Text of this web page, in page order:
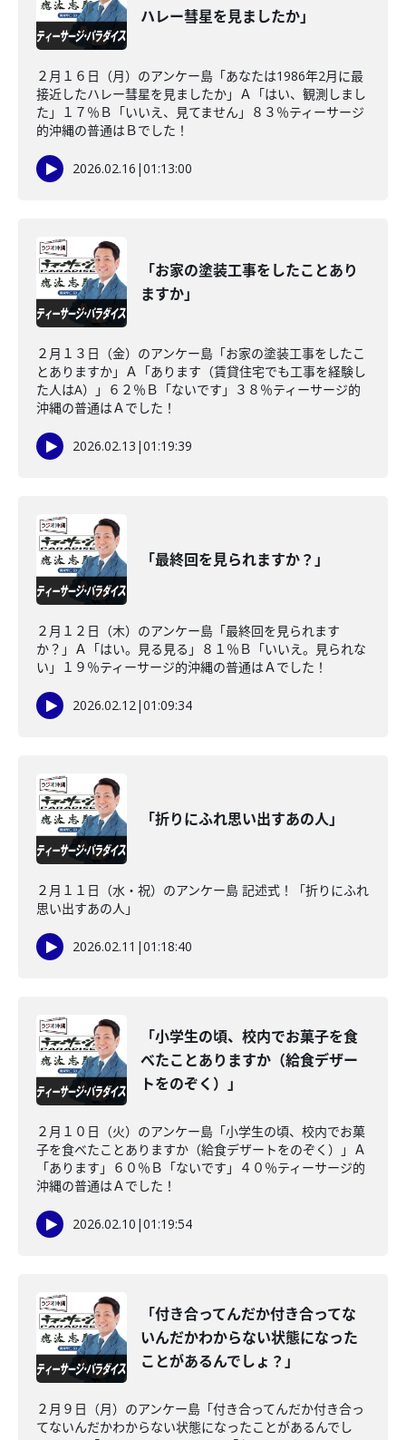
ハレー彗星を見ましたか」
２月１６日（月）のアンケー島「あなたは1986年2月に最
接近したハレー彗星を見ましたか」Ａ「はい、観測しまし
た」１７％Ｂ「いいえ、見てません」８３％ティーサージ
的沖縄の普通はＢでした！
2026.02.16 |01:13:00
「お家の塗装工事をしたことあり
ますか」
２月１３日（金）のアンケー島「お家の塗装工事をしたこ
とありますか」Ａ「あります（賃貸住宅でも工事を経験し
た人はA）」６２％Ｂ「ないです」３８％ティーサージ的
沖縄の普通はＡでした！
2026.02.13 |01:19:39
「最終回を見られますか？」
２月１２日（木）のアンケー島「最終回を見られます
か？」Ａ「はい。見る見る」８１％Ｂ「いいえ。見られな
い」１９％ティーサージ的沖縄の普通はＡでした！
2026.02.12|01:09:34
「折りにふれ思い出すあの人」
２月１１日（水・祝）のアンケー島 記述式！「折りにふれ
思い出すあの人」
2026.02.11 |01:18:40
「小学生の頃、校内でお菓子を食
べたことありますか（給食デザー
トをのぞく）」
２月１０日（火）のアンケー島「小学生の頃、校内でお菓
子を食べたことありますか（給食デザートをのぞく）」Ａ
「あります」６０％Ｂ「ないです」４０％ティーサージ的
沖縄の普通はＡでした！
2026.02.10 |01:19:54
「付き合ってんだか付き合ってな
いんだかわからない状態になった
ことがあるんでしょ？」
２月９日（月）のアンケー島「付き合ってんだか付き合っ
てないんだかわからない状態になったことがあるんでし